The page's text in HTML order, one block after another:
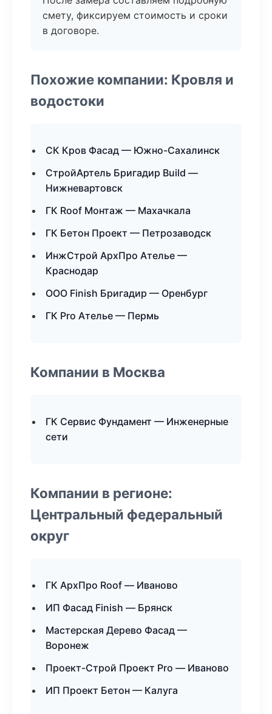
смету, фиксируем стоимость и сроки
в договоре.
Похожие компании: Кровля и
водостоки
СК Кров Фасад — Южно-Сахалинск
СтройАртель Бригадир Build —
Нижневартовск
ГК Roof Монтаж — Махачкала
ГК Бетон Проект — Петрозаводск
ИнжСтрой АрхПро Ателье —
Краснодар
ООО Finish Бригадир — Оренбург
ГК Pro Ателье — Пермь
Компании в Москва
ГК Сервис Фундамент — Инженерные
сети
Компании в регионе:
Центральный федеральный
округ
ГК АрхПро Roof — Иваново
ИП Фасад Finish — Брянск
Мастерская Дерево Фасад —
Воронеж
Проект-Строй Проект Pro — Иваново
ИП Проект Бетон — Калуга